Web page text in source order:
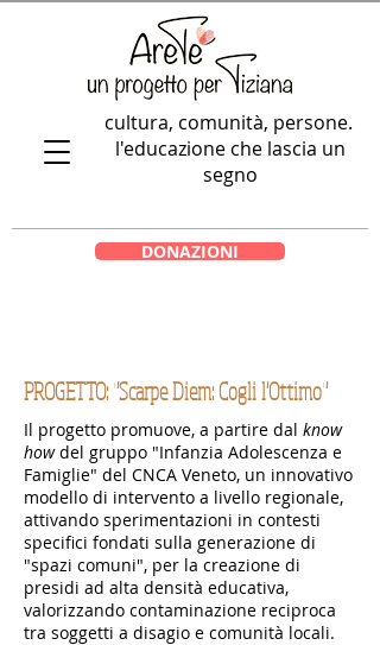
cultura, comunità, persone.
l'educazione che lascia un
segno
DONAZIONI
PROGETTO: "Scarpe Diem: Cogli l'Ottimo"
Il progetto promuove, a partire dal know
howdel gruppo "Infanzia Adolescenza e
Famiglie" del CNCA Veneto, un innovativo
modello di intervento a livello regionale,
attivando sperimentazioni in contesti
specifici fondati sulla generazione di
"spazi comuni", per la creazione di
presidi ad alta densità educativa,
valorizzando contaminazione reciproca
tra soggetti a disagio e comunità locali.